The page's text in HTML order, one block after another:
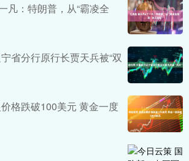
凡：特朗普，从“霸凌全
省分行原行长贾天兵被“双
格跌破100美元 黄金一度